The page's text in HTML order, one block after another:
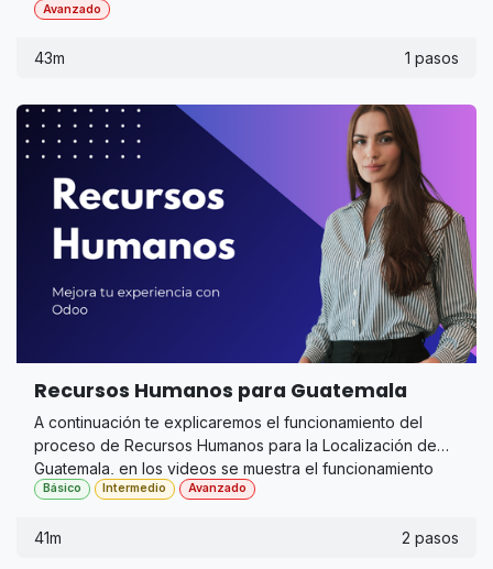
Avanzado
43m 1 pasos
Recursos Humanos para Guatemala
A continuación te explicaremos el funcionamiento del
proceso de Recursos Humanos para la Localización de
Guatemala, en los videos se muestra el funcionamiento
del desarrollo personalizado que extiende la
Básico Intermedio Avanzado
41m 2 pasos